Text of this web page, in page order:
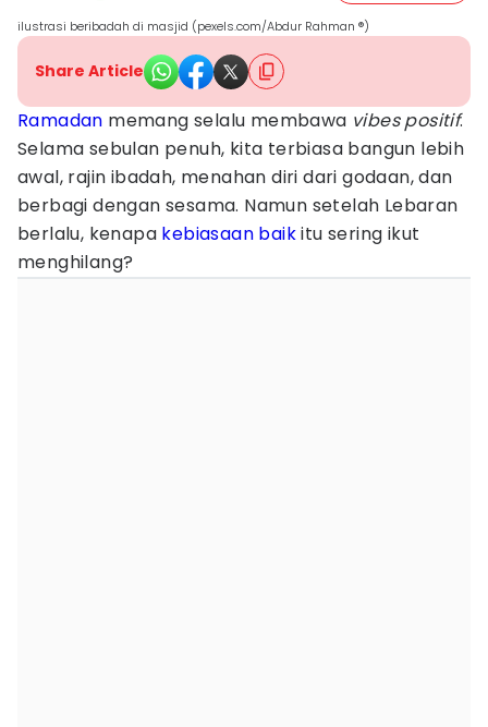
ilustrasi beribadah di masjid (pexels.com/Abdur Rahman ®)
Share Article
Ramadan memang selalu membawa vibes positif.
Selama sebulan penuh, kita terbiasa bangun lebih
awal, rajin ibadah, menahan diri dari godaan, dan
berbagi dengan sesama. Namun setelah Lebaran
berlalu, kenapa kebiasaan baikitu sering ikut
menghilang?